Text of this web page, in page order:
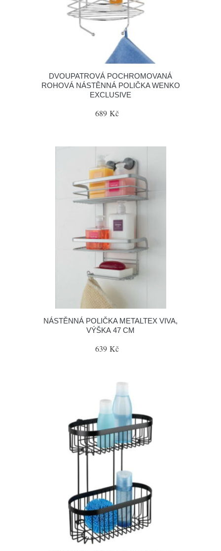
DVOUPATROVÁ POCHROMOVANÁ
ROHOVÁ NÁSTĚNNÁ POLIČKA WENKO
EXCLUSIVE
689 Kč
NÁSTĚNNÁ POLIČKA METALTEX VIVA,
VÝŠKA 47 CM
639 Kč